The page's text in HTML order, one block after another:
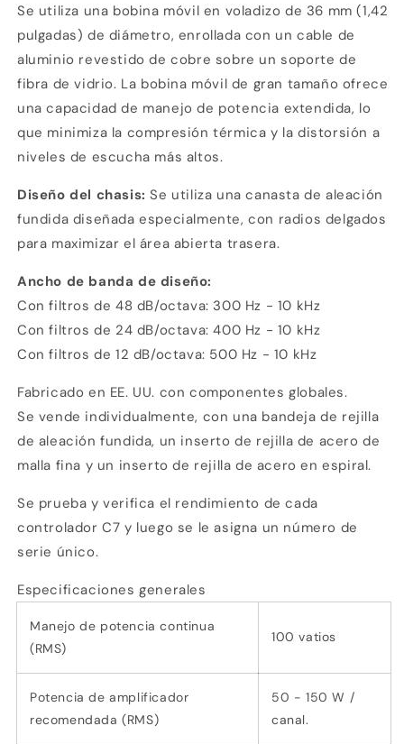
Se utiliza una bobina móvil en voladizo de 36 mm (1,42
pulgadas) de diámetro, enrollada con un cable de
aluminio revestido de cobre sobre un soporte de
fibra de vidrio. La bobina móvil de gran tamaño ofrece
una capacidad de manejo de potencia extendida, lo
que minimiza la compresión térmica y la distorsión a
niveles de escucha más altos.
Diseño del chasis: Se utiliza una canasta de aleación
fundida diseñada especialmente, con radios delgados
para maximizar el área abierta trasera.
Ancho de banda de diseño:
Con filtros de 48 dB/octava: 300 Hz - 10 kHz
Con filtros de 24 dB/octava: 400 Hz - 10 kHz
Con filtros de 12 dB/octava: 500 Hz - 10 kHz
Fabricado en EE. UU. con componentes globales.
Se vende individualmente, con una bandeja de rejilla
de aleación fundida, un inserto de rejilla de acero de
malla fina y un inserto de rejilla de acero en espiral.
Se prueba y verifica el rendimiento de cada
controlador C7 y luego se le asigna un número de
serie único.
Especificaciones generales
Manejo de potencia continua
(RMS)
100 vatios
Potencia de amplificador
recomendada (RMS)
50 - 150 W /
canal.
¿Tienes dudas? Consulta nuestra Ayuda.